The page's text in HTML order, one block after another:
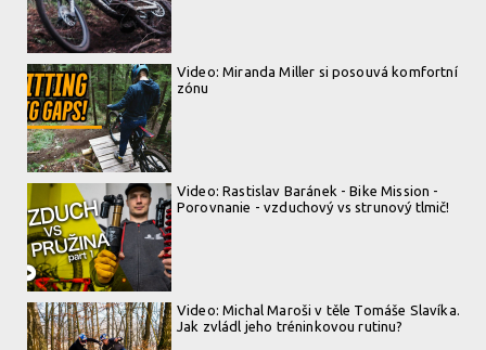
Video: Miranda Miller si posouvá komfortní
zónu
Video: Rastislav Baránek - Bike Mission -
Porovnanie - vzduchový vs strunový tlmič!
Video: Michal Maroši v těle Tomáše Slavíka.
Jak zvládl jeho tréninkovou rutinu?